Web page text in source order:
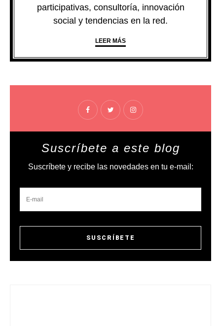
participativas, consultoría, innovación
social y tendencias en la red.
LEER MÁS
Suscríbete a este blog
Suscríbete y recibe las novedades en tu e-mail: